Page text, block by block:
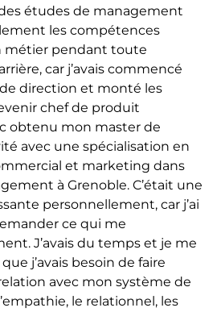
études de management
les compétences
métier pendant toute
car j’avais commencé
direction et monté les
chef de produit
obtenu mon master de
avec une spécialisation en
et marketing dans
à Grenoble. C’était une
personnellement, car j’ai
ce qui me
J’avais du temps et je me
j’avais besoin de faire
avec mon système de
le relationnel, les